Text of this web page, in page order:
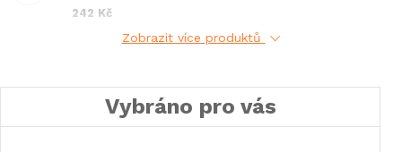
242 Kč
Zobrazit více produktů
Vybráno pro vás